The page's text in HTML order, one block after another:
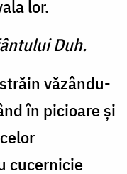
lor.
Duh.
văzându-
în picioare și
cucernicie